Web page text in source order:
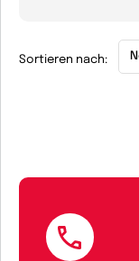
Sortieren nach: